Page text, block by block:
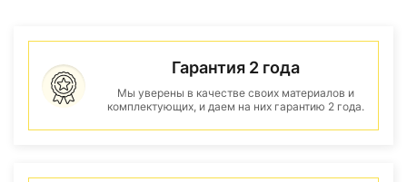
Гарантия 2 года
Мы уверены в качестве своих материалов и
комплектующих, и даем на них гарантию 2 года.